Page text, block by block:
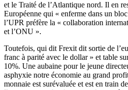
et le Traité de l’Atlantique nord. Il en
Européenne qui « enferme dans un
l’UPR préfère la « collaboration
et l’ONU ».
Toutefois, qui dit Frexit dit sortie de
franc à parité avec le dollar » et table
10%. Une aubaine pour le jeune
asphyxie notre économie au grand
monnaie est surévaluée et est en train